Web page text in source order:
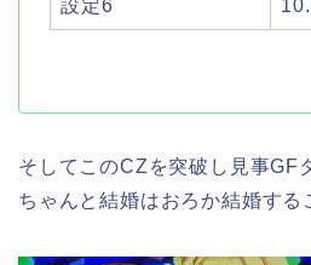
設定6
そしてこのCZを突破し見事GF
ちゃんと結婚はおろか結婚する